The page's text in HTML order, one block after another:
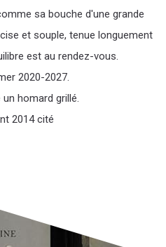
sa bouche d'une grande
et souple, tenue longuement
est au rendez-vous.
2020-2027.
homard grillé.
2014 cité